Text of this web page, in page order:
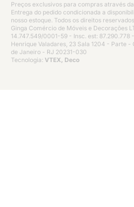
Preços exclusivos para compras através
Entrega do pedido condicionada a
nosso estoque. Todos os direitos
Ginga Comércio de Móveis e Decorações
14.747.549/0001-59 - Insc. est: 87.290.778
Henrique Valadares, 23 Sala 1204 - Parte -
de Janeiro - RJ 20231-030
Tecnologia: VTEX, Deco